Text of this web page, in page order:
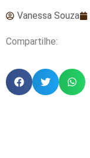
Vanessa Souza
Compartilhe: